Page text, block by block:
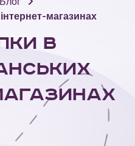
магазинах
в